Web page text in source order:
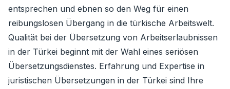
entsprechen und ebnen so den Weg für einen
reibungslosen Übergang in die türkische Arbeitswelt.
Qualität bei der Übersetzung von Arbeitserlaubnissen
in der Türkei beginnt mit der Wahl eines seriösen
Übersetzungsdienstes. Erfahrung und Expertise in
juristischen Übersetzungen in der Türkei sind Ihre